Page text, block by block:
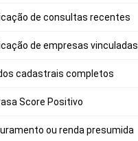
de consultas recentes
de empresas vinculadas
cadastrais completos
Score Positivo
ou renda presumida